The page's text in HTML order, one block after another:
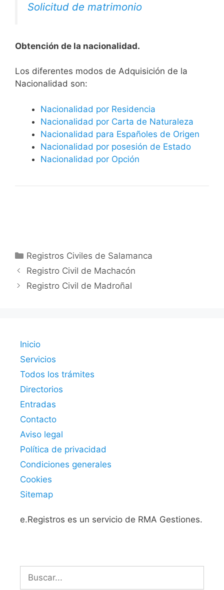
Solicitud de matrimonio
Obtención de la nacionalidad.
​​​Los diferentes modos de Adquisición de la
Nacionalidad son:
Nacionalidad por Residencia
Nacionalidad por Carta de Naturaleza
Nacionalidad para Españoles de Origen
Nacionalidad por posesión de Estado
Nacionalidad por Opción
Categorías
Registros Civiles de Salamanca
Registro Civil de Machacón
Registro Civil de Madroñal
Inicio
Servicios
Todos los trámites
Directorios
Entradas
Contacto
Aviso legal
Política de privacidad
Condiciones generales
Cookies
Sitemap
e.Registros es un servicio de RMA Gestiones.
Buscar: